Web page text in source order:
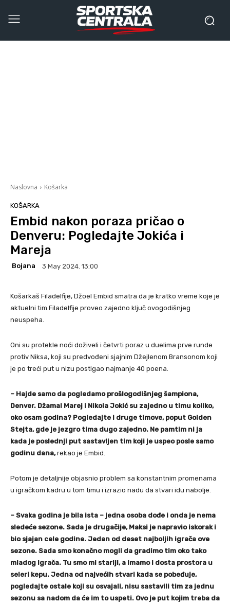
Naslovna Košarka
KOŠARKA
Embid nakon poraza pričao o
Denveru: Pogledajte Jokića i
Mareja
Bojana 3 May 2024. 13:00
Košarkaš Filadelfije, Džoel Embid smatra da je kratko vreme koje je
aktuelni tim Filadelfije proveo zajedno ključ ovogodišnjeg
neuspeha.
Oni su protekle noći doživeli i četvrti poraz u duelima prve runde
protiv Niksa, koji su predvođeni sjajnim Džejlenom Bransonom koji
je po treći put u nizu postigao najmanje 40 poena.
– Hajde samo da pogledamo prošlogodišnjeg šampiona,
Denver. Džamal Marej i Nikola Jokić su zajedno u timu koliko,
oko osam godina? Pogledajte i druge timove, poput Golden
Stejta, gde je jezgro tima dugo zajedno. Ne pamtim ni ja
kada je poslednji put sastavljen tim koji je uspeo posle samo
godinu dana,rekao je Embid.
Potom je detaljnije objasnio problem sa konstantnim promenama
u igračkom kadru u tom timu i izrazio nadu da stvari idu nabolje.
– Svaka godina je bila ista – jedna osoba dođe i onda je nema
sledeće sezone. Sada je drugačije, Maksi je napravio iskorak i
bio sjajan cele godine. Jedan od deset najboljih igrača ove
sezone. Sada smo konačno mogli da gradimo tim oko tako
mladog igrača. Tu smo mi stariji, a imamo i dosta prostora u
seleri kepu. Jedna od najvećih stvari kada se pobeđuje,
pogledajte ostale koji su osvajali, nisu sastavili tim za jednu
sezonu sa nadom da će im to uspeti. Ovo je put kojim treba da